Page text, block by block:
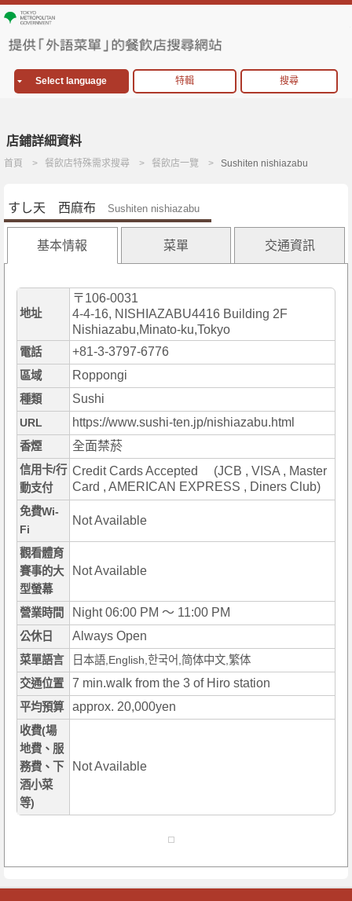
Select language 特輯 搜尋
店鋪詳細資料
首頁 餐飲店特殊需求搜尋 餐飲店一覽 Sushiten nishiazabu
すし天 西麻布 Sushiten nishiazabu
基本情報 菜單 交通資訊
地址
〒106-0031
4-4-16, NISHIAZABU4416 Building 2F
Nishiazabu,Minato-ku,Tokyo
電話 +81-3-3797-6776
區域 Roppongi
種類 Sushi
URL https://www.sushi-ten.jp/nishiazabu.html
香煙 全面禁菸
信用卡/行
動支付
Credit Cards Accepted (JCB , VISA , Master
Card , AMERICAN EXPRESS , Diners Club)
免費Wi-
Fi
Not Available
觀看體育
賽事的大
型螢幕
Not Available
營業時間 Night 06:00 PM ～ 11:00 PM
公休日 Always Open
菜單語言
日本語,English,한국어,简体中文,繁体
交通位置
7 min.walk from the 3 of Hiro station
平均預算 approx. 20,000yen
收費(場
地費、服
務費、下
酒小菜
等)
Not Available